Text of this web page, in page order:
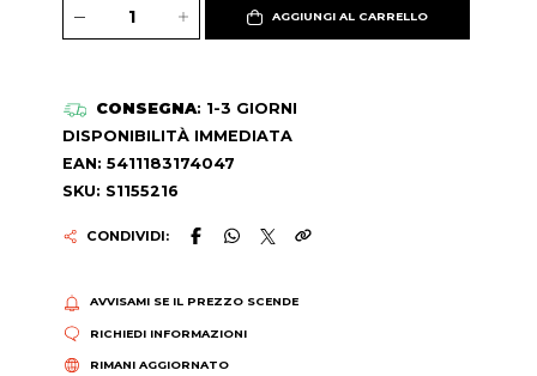
AGGIUNGI AL CARRELLO
CONSEGNA: 1-3 GIORNI
DISPONIBILITÀ IMMEDIATA
EAN: 5411183174047
SKU: S1155216
CONDIVIDI:
AVVISAMI SE IL PREZZO SCENDE
RICHIEDI INFORMAZIONI
RIMANI AGGIORNATO